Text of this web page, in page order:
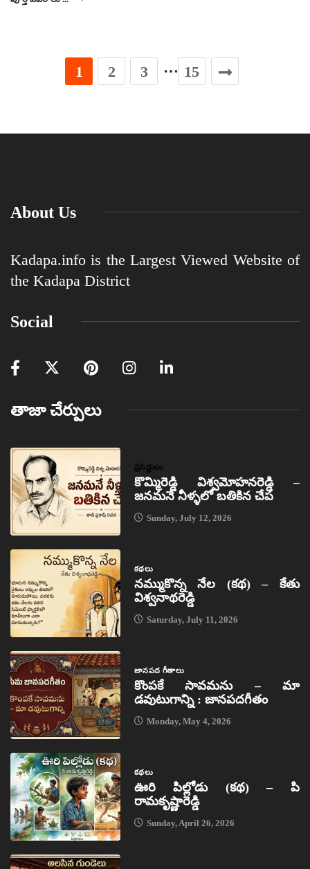
1 2 3 … 15
About Us
Kadapa.info is the Largest Viewed Website of
the Kadapa District
Social
తాజా చేర్పులు
ప్రసిద్ధులు
కొమ్మిరెడ్డి విశ్వమోహనరెడ్డి –
జనమనే నీళ్ళలో బతికిన చేప
Sunday, July 12, 2026
కథలు
నమ్ముకొన్న నేల (కథ) – కేతు
విశ్వనాథరెడ్డి
Saturday, July 11, 2026
జానపద గీతాలు
కొంపకే సావమను – మా
డవుటుగాన్ని : జానపదగీతం
Monday, May 4, 2026
కథలు
ఊరి పిల్లోడు (కథ) – పి
రామకృష్ణారెడ్డి
Sunday, April 26, 2026